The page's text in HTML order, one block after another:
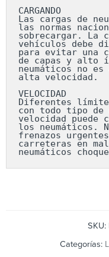
CARGANDO
Las cargas de
las normas
sobrecargar. La
vehículos debe
para evitar una
de capas y alto
neumáticos no
alta velocidad.
VELOCIDAD
Diferentes
con todo tipo de
velocidad puede
los neumáticos.
frenazos
carreteras en
neumáticos
SKU:
Categorías: